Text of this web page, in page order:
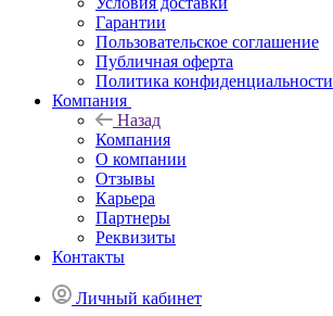
Гарантии
Пользовательское соглашение
Публичная оферта
Политика конфиденциальности
Компания
Назад
Компания
О компании
Отзывы
Карьера
Партнеры
Реквизиты
Контакты
Личный кабинет